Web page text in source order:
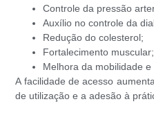
Controle da pressão
Auxílio no controle da
Redução do colesterol;
Fortalecimento muscular;
Melhora da mobilidade e
A facilidade de acesso
de utilização e a adesão à